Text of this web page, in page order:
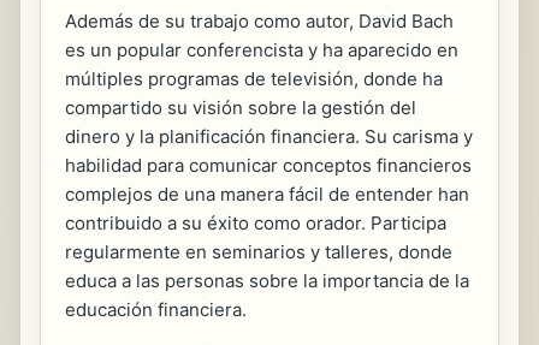
Además de su trabajo como autor, David Bach
es un popular conferencista y ha aparecido en
múltiples programas de televisión, donde ha
compartido su visión sobre la gestión del
dinero y la planificación financiera. Su carisma y
habilidad para comunicar conceptos financieros
complejos de una manera fácil de entender han
contribuido a su éxito como orador. Participa
regularmente en seminarios y talleres, donde
educa a las personas sobre la importancia de la
educación financiera.